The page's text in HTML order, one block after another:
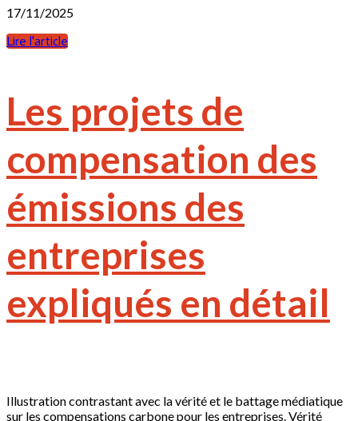
17/11/2025
Lire l'article
Les projets de
compensation des
émissions des
entreprises
expliqués en détail
Illustration contrastant avec la vérité et le battage médiatique
sur les compensations carbone pour les entreprises. Vérité